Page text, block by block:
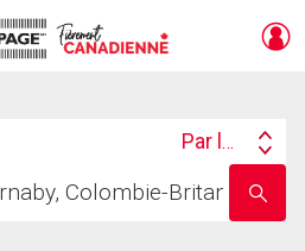
Search
Par lieu
nom